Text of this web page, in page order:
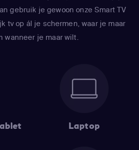
gebruik je gewoon onze Smart TV
tv op ál je schermen, waar je maar
wanneer je maar wilt.
Laptop